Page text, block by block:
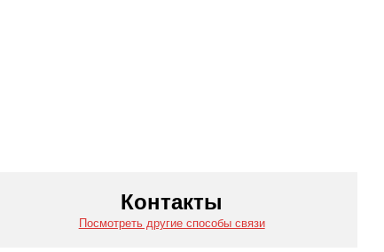
Контакты
Посмотреть другие способы связи